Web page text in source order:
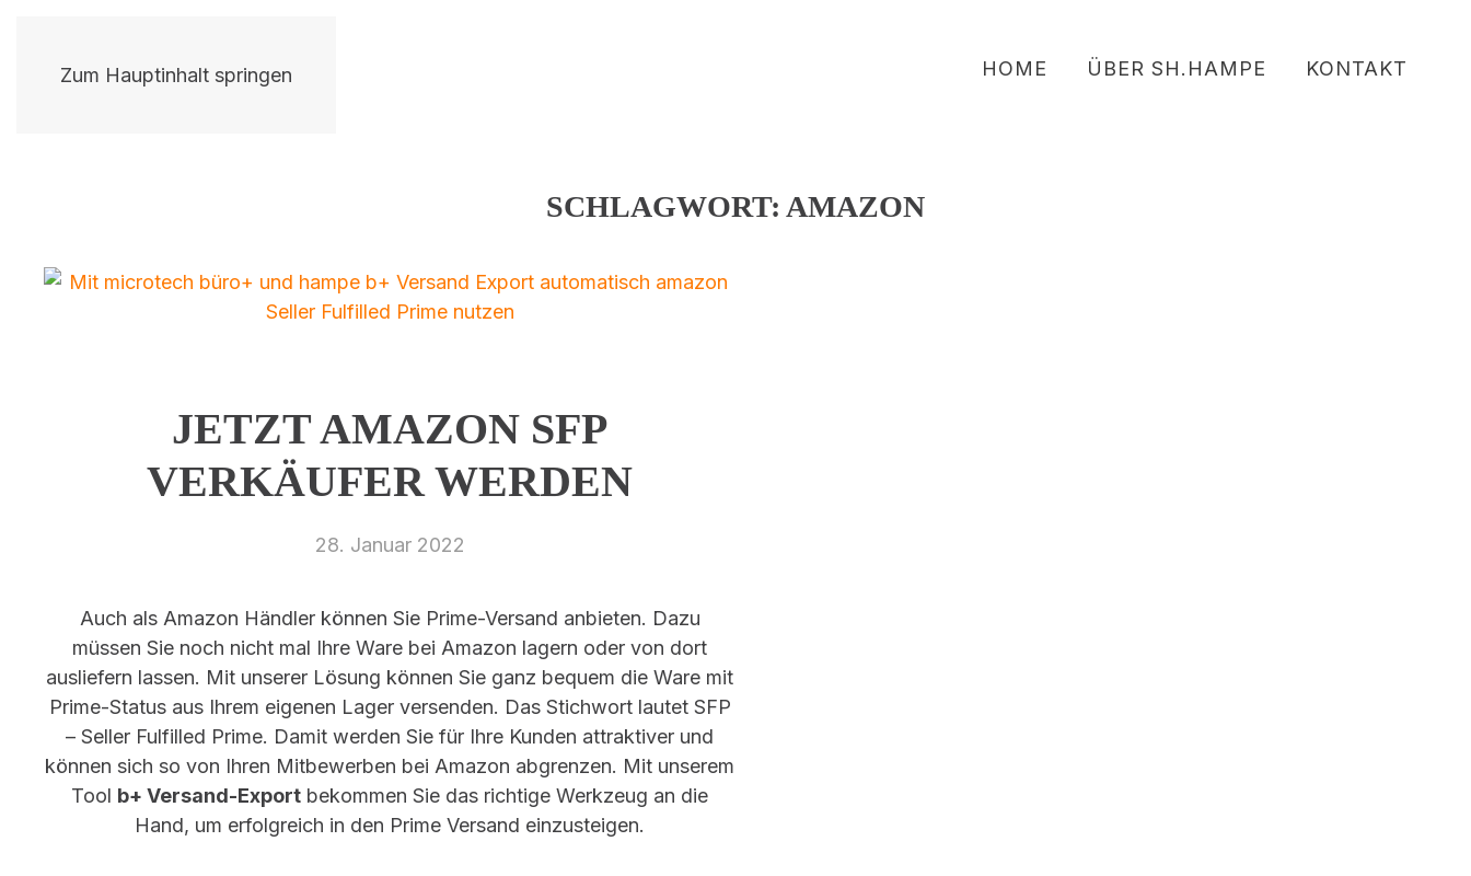
Zum Hauptinhalt springen HOME ÜBER SH.HAMPE KONTAKT
SCHLAGWORT: AMAZON
JETZT AMAZON SFP
VERKÄUFER WERDEN
28. Januar 2022
Auch als Amazon Händler können Sie Prime-Versand anbieten. Dazu
müssen Sie noch nicht mal Ihre Ware bei Amazon lagern oder von dort
ausliefern lassen. Mit unserer Lösung können Sie ganz bequem die Ware mit
Prime-Status aus Ihrem eigenen Lager versenden. Das Stichwort lautet SFP
– Seller Fulfilled Prime. Damit werden Sie für Ihre Kunden attraktiver und
können sich so von Ihren Mitbewerben bei Amazon abgrenzen. Mit unserem
Tool b+ Versand-Export bekommen Sie das richtige Werkzeug an die
Hand, um erfolgreich in den Prime Versand einzusteigen.